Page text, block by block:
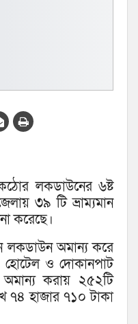
লকডাউনের ৬ষ্ট
৩৯ টি ভ্রাম্যমান
করেছে।
লকডাউন অমান্য করে
হোটেল ও দোকানপাট
অমান্য করায় ২৫২টি
৭৪ হাজার ৭১০ টাকা